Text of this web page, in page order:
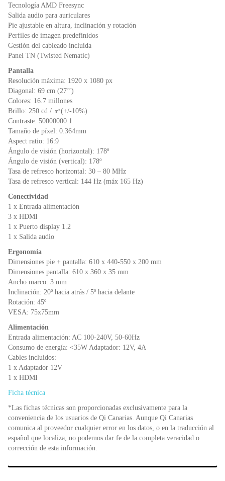
Tecnología AMD Freesync
Salida audio para auriculares
Pie ajustable en altura, inclinación y rotación
Perfiles de imagen predefinidos
Gestión del cableado incluida
Panel TN (Twisted Nematic)
Pantalla
Resolución máxima: 1920 x 1080 px
Diagonal: 69 cm (27’’)
Colores: 16.7 millones
Brillo: 250 cd / ㎡(+/-10%)
Contraste: 50000000:1
Tamaño de píxel: 0.364mm
Aspect ratio: 16:9
Ángulo de visión (horizontal): 178º
Ángulo de visión (vertical): 178º
Tasa de refresco horizontal: 30 – 80 MHz
Tasa de refresco vertical: 144 Hz (máx 165 Hz)
Conectividad
1 x Entrada alimentación
3 x HDMI
1 x Puerto display 1.2
1 x Salida audio
Ergonomía
Dimensiones pie + pantalla: 610 x 440-550 x 200 mm
Dimensiones pantalla: 610 x 360 x 35 mm
Ancho marco: 3 mm
Inclinación: 20º hacia atrás / 5º hacia delante
Rotación: 45º
VESA: 75x75mm
Alimentación
Entrada alimentación: AC 100-240V, 50-60Hz
Consumo de energía: <35W Adaptador: 12V, 4A
Cables incluidos:
1 x Adaptador 12V
1 x HDMI
Ficha técnica
*Las fichas técnicas son proporcionadas exclusivamente para la
conveniencia de los usuarios de Qi Canarias. Aunque Qi Canarias
comunica al proveedor cualquier error en los datos, o en la traducción al
español que localiza, no podemos dar fe de la completa veracidad o
corrección de esta información.